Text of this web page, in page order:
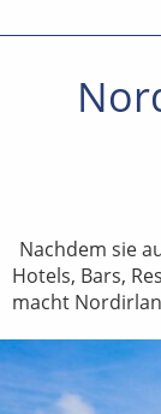
Nachdem sie
Hotels, Bars,
macht